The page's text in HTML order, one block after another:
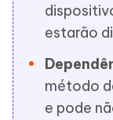
estarão
método
e pode